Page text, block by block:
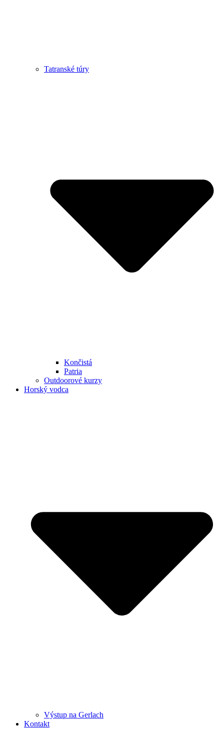
Tatranské túry
Končistá
Patria
Outdoorové kurzy
Horský vodca
Výstup na Gerlach
Kontakt